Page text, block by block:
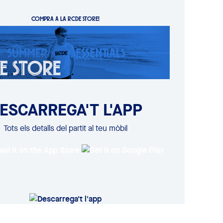
COMPRA A LA RCDE STORE!
L'APP
Tots els detalls del partit al teu mòbil